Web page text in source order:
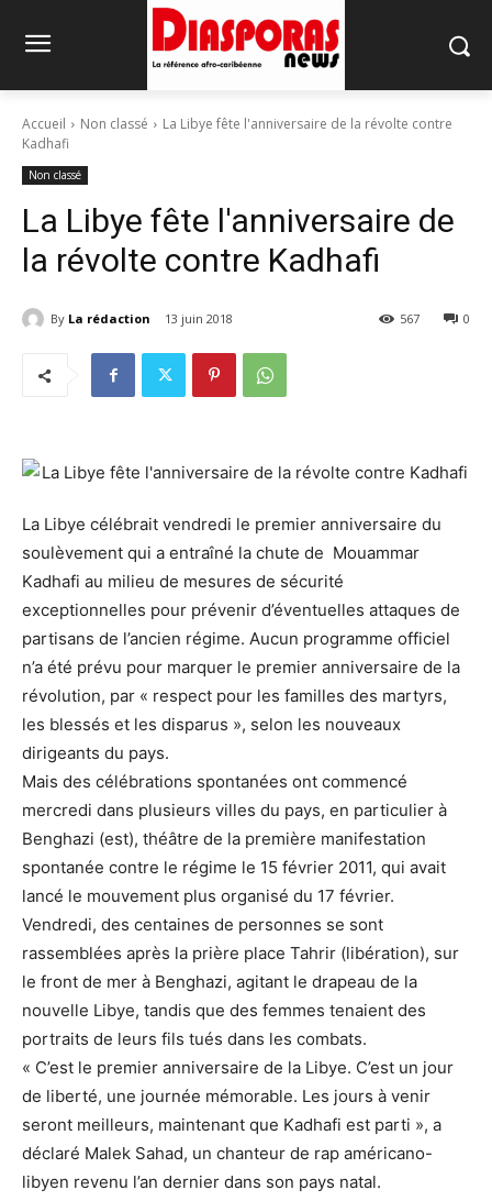
Accueil Non classé
La Libye fête l'anniversaire de la révolte contre
Kadhafi
Non classé
La Libye fête l'anniversaire de
la révolte contre Kadhafi
By La rédaction 13 juin 2018 0
567
La Libye célébrait vendredi le premier anniversaire du
soulèvement qui a entraîné la chute de Mouammar
Kadhafi au milieu de mesures de sécurité
exceptionnelles pour prévenir d’éventuelles attaques de
partisans de l’ancien régime. Aucun programme officiel
n’a été prévu pour marquer le premier anniversaire de la
révolution, par « respect pour les familles des martyrs,
les blessés et les disparus », selon les nouveaux
dirigeants du pays.
Mais des célébrations spontanées ont commencé
mercredi dans plusieurs villes du pays, en particulier à
Benghazi (est), théâtre de la première manifestation
spontanée contre le régime le 15 février 2011, qui avait
lancé le mouvement plus organisé du 17 février.
Vendredi, des centaines de personnes se sont
rassemblées après la prière place Tahrir (libération), sur
le front de mer à Benghazi, agitant le drapeau de la
nouvelle Libye, tandis que des femmes tenaient des
portraits de leurs fils tués dans les combats.
« C’est le premier anniversaire de la Libye. C’est un jour
de liberté, une journée mémorable. Les jours à venir
seront meilleurs, maintenant que Kadhafi est parti », a
déclaré Malek Sahad, un chanteur de rap américano-
libyen revenu l’an dernier dans son pays natal.